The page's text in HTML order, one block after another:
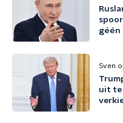
géén
Sven
uit te